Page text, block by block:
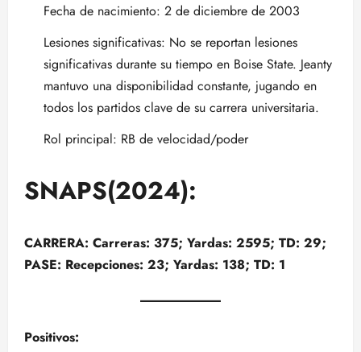
Fecha de nacimiento: 2 de diciembre de 2003
Lesiones significativas: No se reportan lesiones
significativas durante su tiempo en Boise State. Jeanty
mantuvo una disponibilidad constante, jugando en
todos los partidos clave de su carrera universitaria.
Rol principal: RB de velocidad/poder
SNAPS(2024):
CARRERA: Carreras: 375; Yardas: 2595; TD: 29;
PASE: Recepciones: 23; Yardas: 138; TD: 1
Positivos: